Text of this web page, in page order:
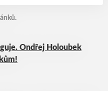
Ondřej Holoubek